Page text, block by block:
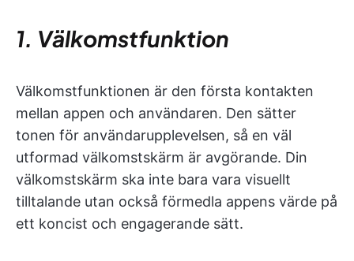
1. Välkomstfunktion
Välkomstfunktionen är den första kontakten
mellan appen och användaren. Den sätter
tonen för användarupplevelsen, så en väl
utformad välkomstskärm är avgörande. Din
välkomstskärm ska inte bara vara visuellt
tilltalande utan också förmedla appens värde på
ett koncist och engagerande sätt.